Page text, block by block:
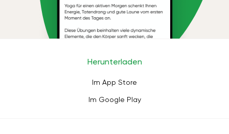
Herunterladen
Im App Store
Im Google Play